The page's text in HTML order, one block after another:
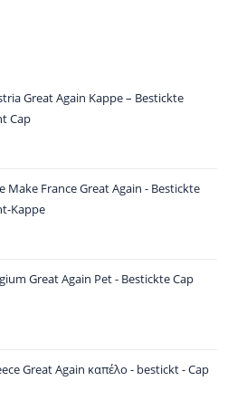
Great Again Kappe – Bestickte
Cap
Make France Great Again - Bestickte
Kappe
Great Again Pet - Bestickte Cap
Great Again καπέλο - bestickt - Cap